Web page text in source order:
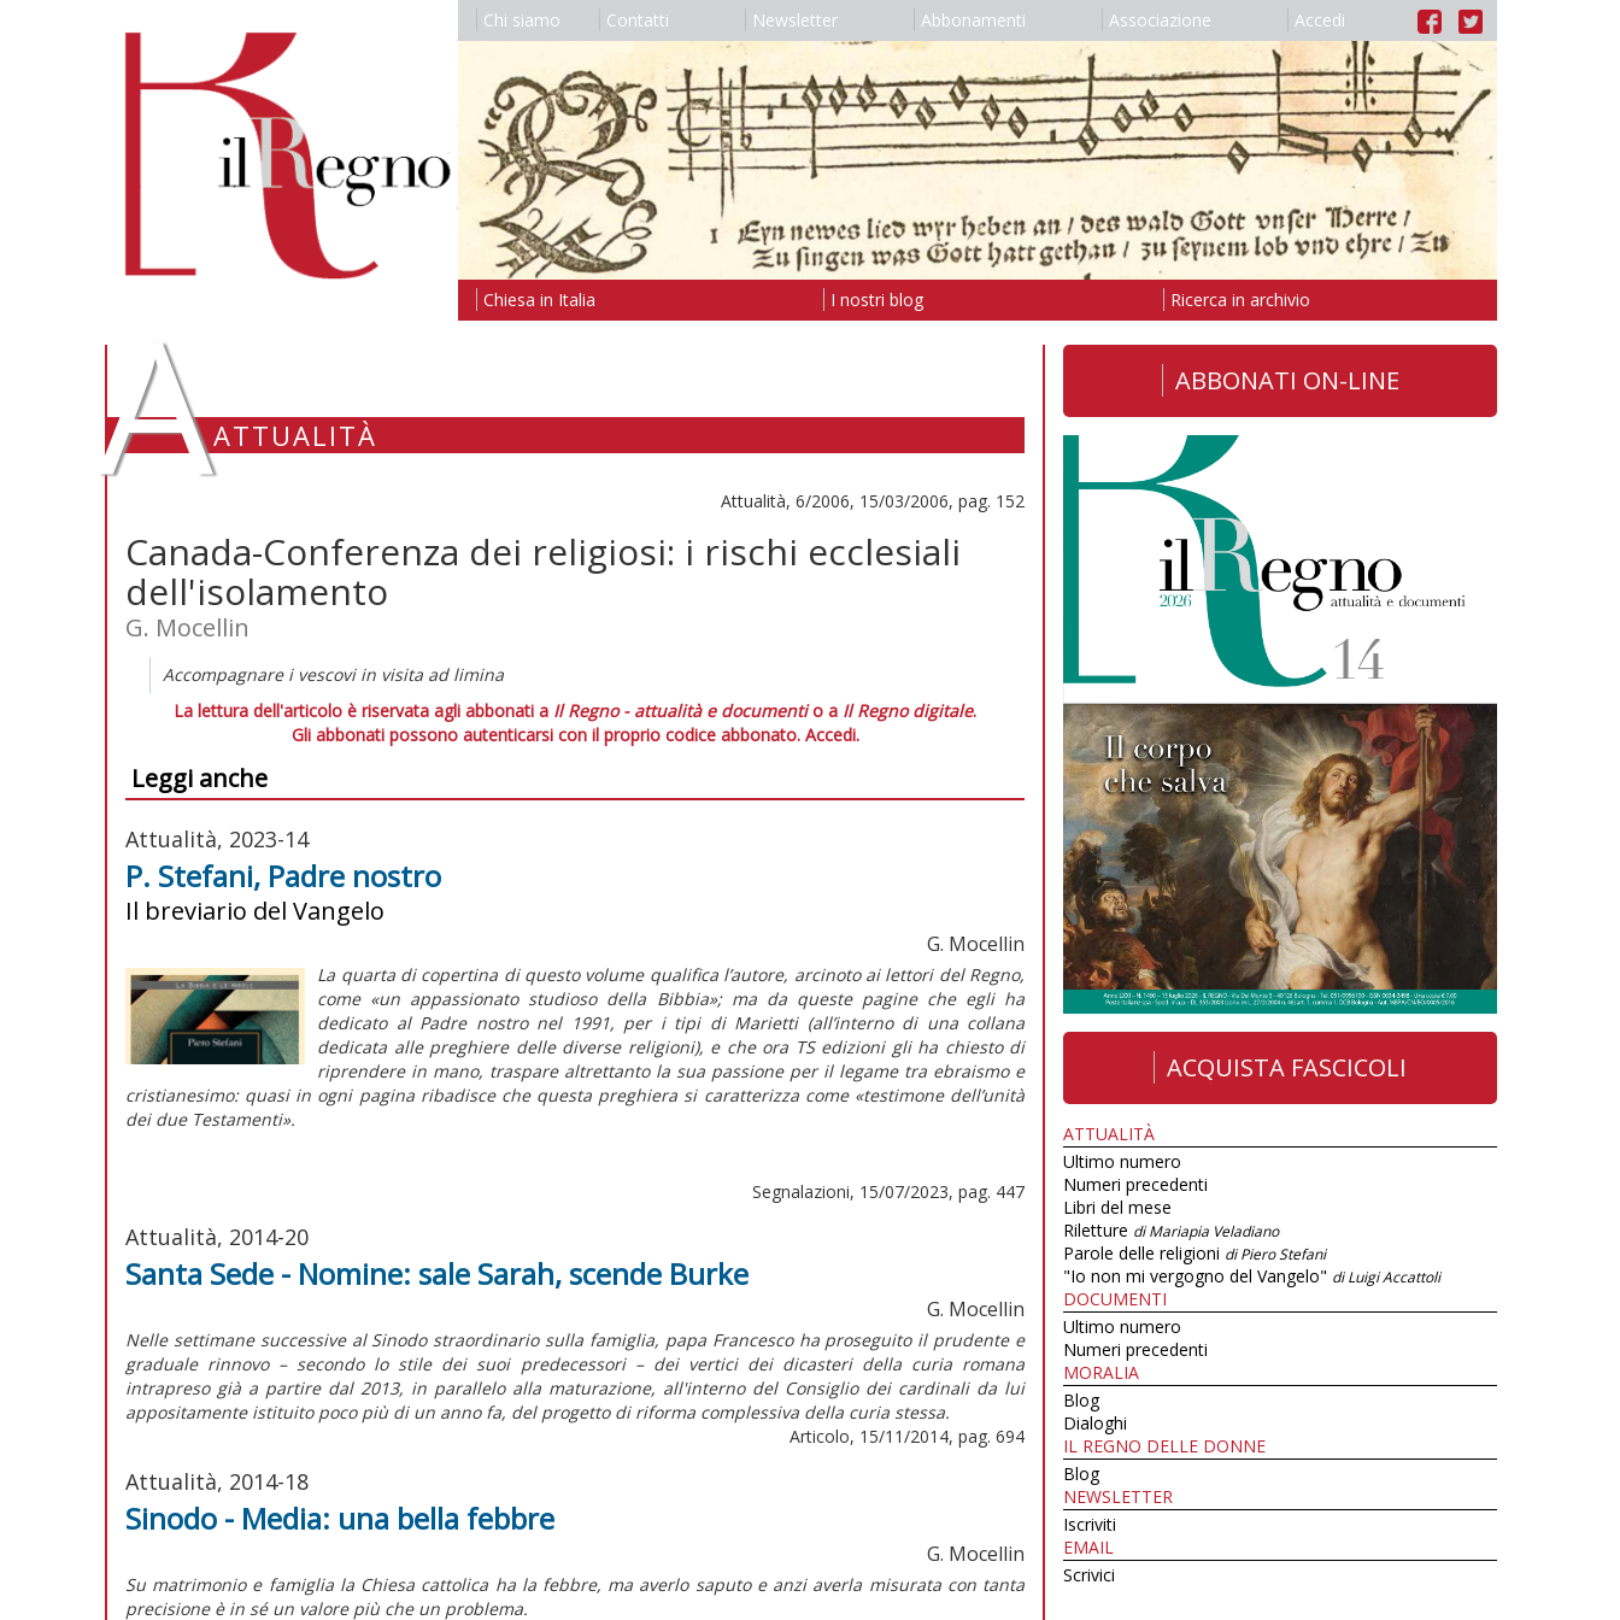
Chi siamo Contatti Newsletter Abbonamenti Associazione Accedi
Chiesa in Italia I nostri blog Ricerca in archivio
AATTUALITÀ
Attualità, 6/2006, 15/03/2006, pag. 152
Canada-Conferenza dei religiosi: i rischi ecclesiali
dell'isolamento
G. Mocellin
Accompagnare i vescovi in visita ad limina
La lettura dell'articolo è riservata agli abbonati a Il Regno - attualità e documentio a Il Regno digitale.
Gli abbonati possono autenticarsi con il proprio codice abbonato. Accedi.
Leggi anche
Attualità, 2023-14
P. Stefani, Padre nostro
Il breviario del Vangelo
G. Mocellin
La quarta di copertina di questo volume qualifica l’autore, arcinoto ai lettori del Regno,
come «un appassionato studioso della Bibbia»; ma da queste pagine che egli ha
dedicato al Padre nostronel 1991, per i tipi di Marietti (all’interno di una collana
dedicata alle preghiere delle diverse religioni), e che ora TS edizioni gli ha chiesto di
riprendere in mano, traspare altrettanto la sua passione per il legame tra ebraismo e
cristianesimo: quasi in ogni pagina ribadisce che questa preghiera si caratterizza come «testimone dell’unità
dei due Testamenti».
Segnalazioni, 15/07/2023, pag. 447
Attualità, 2014-20
Santa Sede - Nomine: sale Sarah, scende Burke
G. Mocellin
Nelle settimane successive al Sinodo straordinario sulla famiglia, papa Francesco ha proseguito il prudente e
graduale rinnovo – secondo lo stile dei suoi predecessori – dei vertici dei dicasteri della curia romana
intrapreso già a partire dal 2013, in parallelo alla maturazione, all'interno del Consiglio dei cardinali da lui
appositamente istituito poco più di un anno fa, del progetto di riforma complessiva della curia stessa.
Articolo, 15/11/2014, pag. 694
Attualità, 2014-18
Sinodo - Media: una bella febbre
G. Mocellin
Su matrimonio e famiglia la Chiesa cattolica ha la febbre, ma averlo saputo e anzi averla misurata con tanta
precisione è in sé un valore più che un problema.
ABBONATI ON-LINE
ACQUISTA FASCICOLI
ATTUALITÀ
Ultimo numero
Numeri precedenti
Libri del mese
Riletture di Mariapia Veladiano
Parole delle religioni di Piero Stefani
"Io non mi vergogno del Vangelo" di Luigi Accattoli
DOCUMENTI
Ultimo numero
Numeri precedenti
MORALIA
Blog
Dialoghi
IL REGNO DELLE DONNE
Blog
NEWSLETTER
Iscriviti
EMAIL
Scrivici